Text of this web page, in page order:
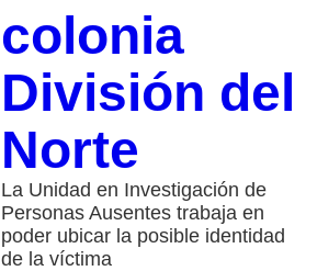
colonia
División del
Norte
La Unidad en Investigación de
Personas Ausentes trabaja en
poder ubicar la posible identidad
de la víctima